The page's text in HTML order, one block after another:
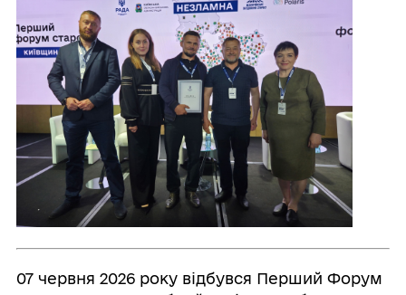
07 червня 2026 року відбувся Перший Форум